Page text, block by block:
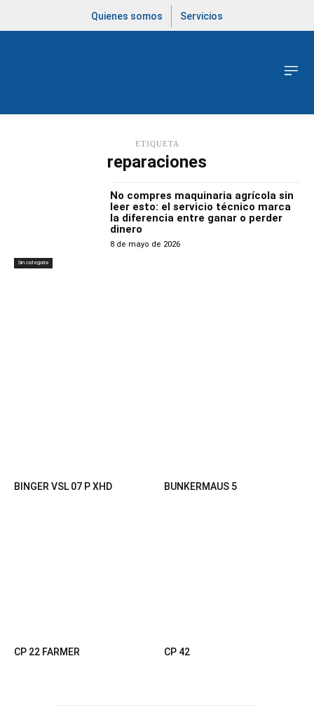
Quienes somos Servicios
ETIQUETA
reparaciones
Sin categoría
No compres maquinaria agrícola sin
leer esto: el servicio técnico marca
la diferencia entre ganar o perder
dinero
8 de mayo de 2026
BINGER VSL 07 P XHD BUNKERMAUS 5
CP 22 FARMER CP 42